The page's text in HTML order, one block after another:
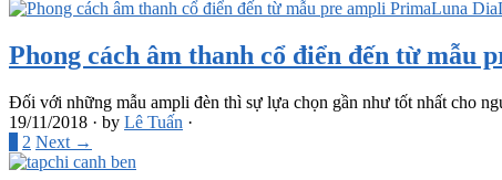
Phong cách âm thanh cổ điển đến từ
Đối với những mẫu ampli đèn thì sự lựa chọn gần như tốt nhất cho
19/11/2018 · by Lê Tuấn ·
2 Next →